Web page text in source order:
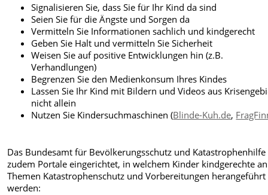
Signalisieren Sie, dass Sie für Ihr Kind da sind
Seien Sie für die Ängste und Sorgen da
Vermitteln Sie Informationen sachlich und kindgerecht
Geben Sie Halt und vermitteln Sie Sicherheit
Weisen Sie auf positive Entwicklungen hin (z.B.
Verhandlungen)
Begrenzen Sie den Medienkonsum Ihres Kindes
Lassen Sie Ihr Kind mit Bildern und Videos aus
nicht allein
Nutzen Sie Kindersuchmaschinen (Blinde-Kuh.de,
Das Bundesamt für Bevölkerungsschutz und
zudem Portale eingerichtet, in welchem Kinder kindgerechte
Themen Katastrophenschutz und Vorbereitungen herangeführt
werden: